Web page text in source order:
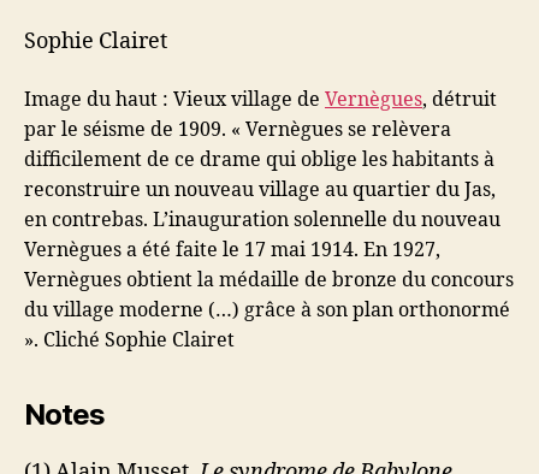
Sophie Clairet
Image du haut : Vieux village de Vernègues, détruit
par le séisme de 1909. « Vernègues se relèvera
difficilement de ce drame qui oblige les habitants à
reconstruire un nouveau village au quartier du Jas,
en contrebas. L’inauguration solennelle du nouveau
Vernègues a été faite le 17 mai 1914. En 1927,
Vernègues obtient la médaille de bronze du concours
du village moderne (…) grâce à son plan orthonormé
». Cliché Sophie Clairet
Notes